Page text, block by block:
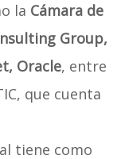
la Cámara de
Group,
Oracle, entre
que cuenta
tiene como